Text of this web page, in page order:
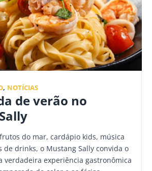
, NOTÍCIAS
de verão no
do mar, cardápio kids, música
de drinks, o Mustang Sally convida o
verdadeira experiência gastronômica